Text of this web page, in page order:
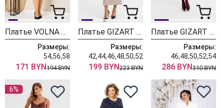
Платье VOLNA 1478 мятный
Размеры:
54,56,58
171 BYN194 BYN
Платье GIZART 5457 пудрово-серый
Размеры:
42,44,46,48,50,52
199 BYN223 BYN
Платье GIZART 5103 капучино + принт цветы
Размеры:
46,48,50,52,54
286 BYN310 BYN
6%